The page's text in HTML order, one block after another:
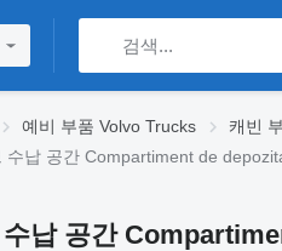
예비 부품 Volvo Trucks 캐빈
수납 공간 Compartiment de
수납 공간